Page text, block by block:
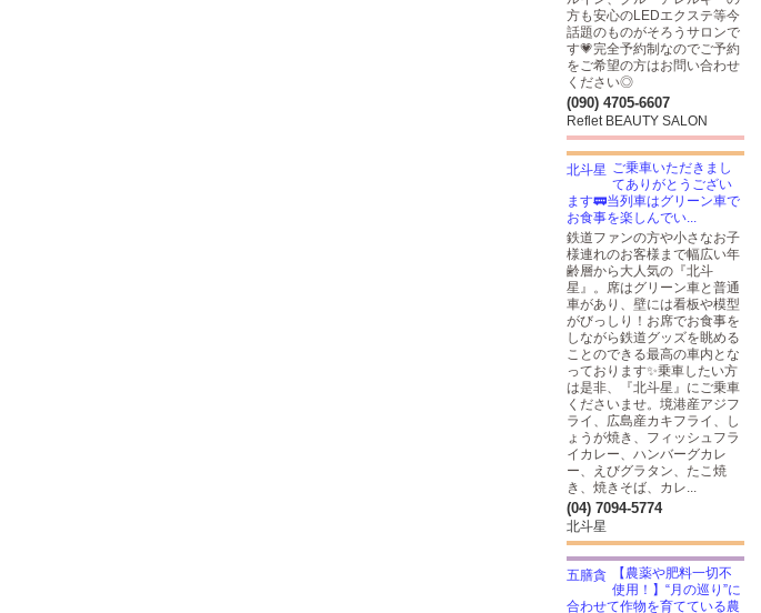
方も安心のLEDエクステ等今
話題のものがそろうサロンで
す💗完全予約制なのでご予約
をご希望の方はお問い合わせ
ください◎
(090) 4705-6607
Reflet BEAUTY SALON
ご乗車いただきまし
てありがとうござい
ます🚃当列車はグリーン車で
お食事を楽しんでい...
鉄道ファンの方や小さなお子
様連れのお客様まで幅広い年
齢層から大人気の『北斗
星』。席はグリーン車と普通
車があり、壁には看板や模型
がびっしり！お席でお食事を
しながら鉄道グッズを眺める
ことのできる最高の車内とな
っております✨乗車したい方
は是非、『北斗星』にご乗車
くださいませ。境港産アジフ
ライ、広島産カキフライ、し
ょうが焼き、フィッシュフラ
イカレー、ハンバーグカレ
ー、えびグラタン、たこ焼
き、焼きそば、カレ...
(04) 7094-5774
北斗星
【農薬や肥料一切不
使用！】“月の巡り”に
合わせて作物を育てている農